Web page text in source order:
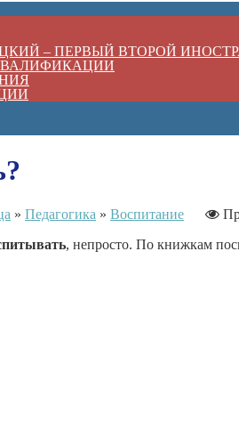
– ПЕРВЫЙ ВТОРОЙ
» Педагогика » Воспитание
, непросто. По книжкам